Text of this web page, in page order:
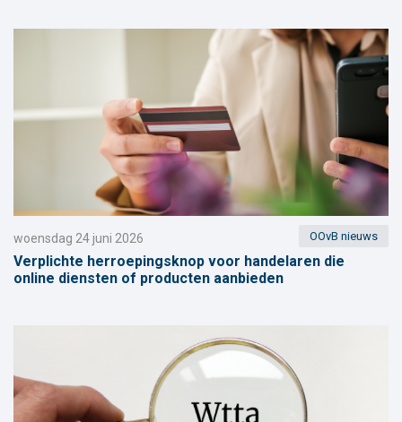
OOvB nieuws
woensdag 24 juni 2026
Verplichte herroepingsknop voor handelaren die
online diensten of producten aanbieden